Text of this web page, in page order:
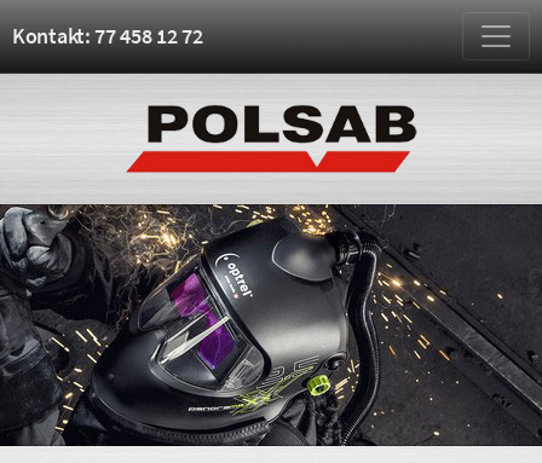
Kontakt: 77 458 12 72